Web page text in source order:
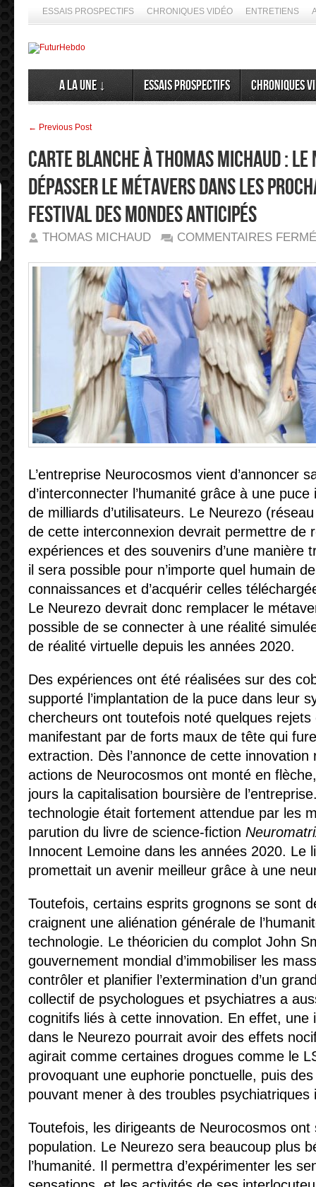
ESSAIS PROSPECTIFS CHRONIQUES VIDÉO ENTRETIENS
A la Une ↓ Essais prospectifs Chroniques
← Previous Post
Carte blanche à Thomas Michaud :
dépasser le métavers dans les
Festival des Mondes Anticipés
THOMAS MICHAUD COMMENTAIRES
L’entreprise Neurocosmos vient d’annoncer
d’interconnecter l’humanité grâce à une
de milliards d’utilisateurs. Le Neurezo
de cette interconnexion devrait permettre de
expériences et des souvenirs d’une manière
il sera possible pour n’importe quel humain
connaissances et d’acquérir celles
Le Neurezo devrait donc remplacer le
possible de se connecter à une réalité
de réalité virtuelle depuis les années 2020.
Des expériences ont été réalisées sur des
supporté l’implantation de la puce dans leur
chercheurs ont toutefois noté quelques rejets
manifestant par de forts maux de tête qui
extraction. Dès l’annonce de cette innovation
actions de Neurocosmos ont monté en
jours la capitalisation boursière de
technologie était fortement attendue par les
parution du livre de science-fiction
Innocent Lemoine dans les années 2020. Le
promettait un avenir meilleur grâce à une
Toutefois, certains esprits grognons se sont
craignent une aliénation générale de
technologie. Le théoricien du complot John
gouvernement mondial d’immobiliser les
contrôler et planifier l’extermination d’un
collectif de psychologues et psychiatres a
cognitifs liés à cette innovation. En effet, une
dans le Neurezo pourrait avoir des effets
agirait comme certaines drogues comme le
provoquant une euphorie ponctuelle, puis
pouvant mener à des troubles psychiatriques
Toutefois, les dirigeants de Neurocosmos
population. Le Neurezo sera beaucoup plus
l’humanité. Il permettra d’expérimenter les